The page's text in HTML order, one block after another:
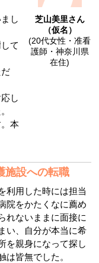
芝山美里さん
（仮名）
(20代女性・准看
護師・神奈川県
在住)
し
て
し
本
施設への転職
利用した時には担当
院をかたくなに薦め
れないままに面接に
い、自分が本当に希
を親身になって探し
は皆無でした。